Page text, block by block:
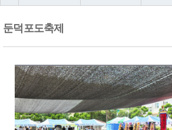
둔덕포도축제